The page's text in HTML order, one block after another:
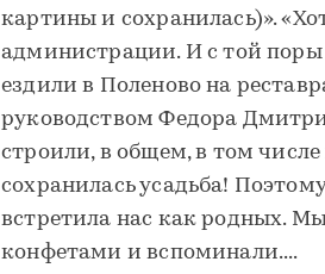
картины и сохранилась)».
администрации. И с той
ездили в Поленово на
руководством Федора
строили, в общем, в том
сохранилась усадьба!
встретила нас как родных.
конфетами и вспоминали....